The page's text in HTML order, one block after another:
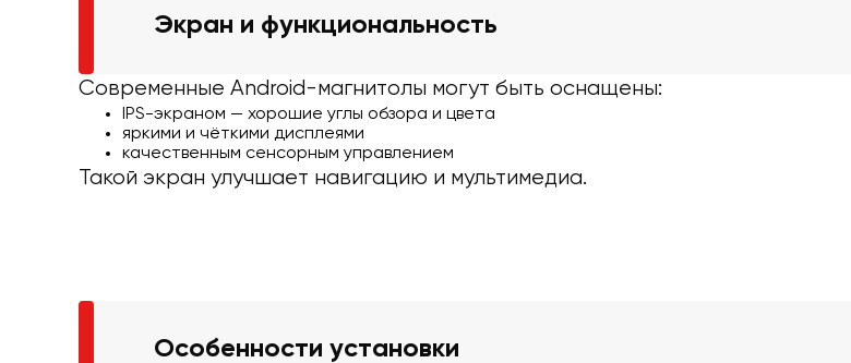
Экран и функциональность
Современные Android-магнитолы могут быть оснащены:
IPS-экраном — хорошие углы обзора и цвета
яркими и чёткими дисплеями
качественным сенсорным управлением
Такой экран улучшает навигацию и мультимедиа.
Особенности установки